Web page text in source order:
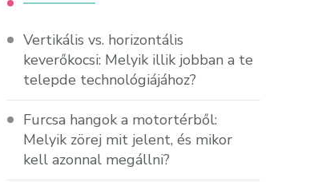
Vertikális vs. horizontális
keverőkocsi: Melyik illik jobban a te
telepde technológiájához?
Furcsa hangok a motortérből:
Melyik zörej mit jelent, és mikor
kell azonnal megállni?